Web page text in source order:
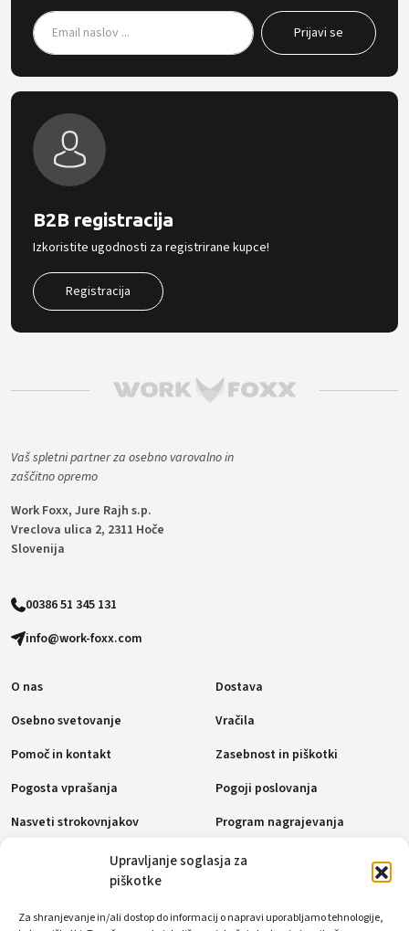
Upravljanje soglasja za
piškotke
Za shranjevanje in/ali dostop do informacij o napravi uporabljamo tehnologije,
B2B registracija
Izkoristite ugodnosti za registrirane kupce!
Registracija
Vaš spletni partner za osebno varovalno in
zaščitno opremo
Work Foxx, Jure Rajh s.p.
Vreclova ulica 2, 2311 Hoče
Slovenija
00386 51 345 131
info@work-foxx.com
O nas
Osebno svetovanje
Pomoč in kontakt
Pogosta vprašanja
Nasveti strokovnjakov
Dostava
Vračila
Zasebnost in piškotki
Pogoji poslovanja
Program nagrajevanja
Politika piškotkov (EU)